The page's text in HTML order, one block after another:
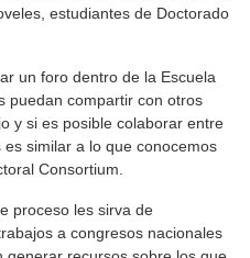
estudiantes de Doctorado
un foro dentro de la Escuela
puedan compartir con otros
y si es posible colaborar entre
similar a lo que conocemos
Consortium.
proceso les sirva de
a congresos nacionales